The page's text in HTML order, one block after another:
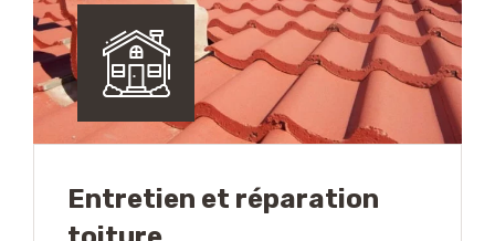
Entretien et réparation